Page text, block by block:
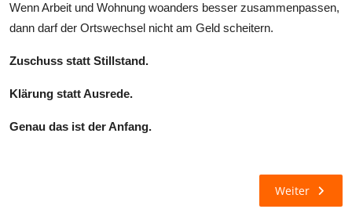
Wenn Arbeit und Wohnung woanders besser zusammenpassen,
dann darf der Ortswechsel nicht am Geld scheitern.
Zuschuss statt Stillstand.
Klärung statt Ausrede.
Genau das ist der Anfang.
Weiter